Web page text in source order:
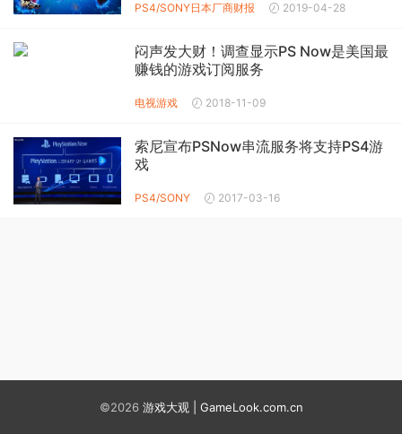
PS4/SONY日本厂商财报 2019-04-28
闷声发大财！调查显示PS Now是美国最
赚钱的游戏订阅服务
电视游戏 2018-11-09
索尼宣布PSNow串流服务将支持PS4游
戏
PS4/SONY 2017-03-16
©2026 游戏大观 | GameLook.com.cn